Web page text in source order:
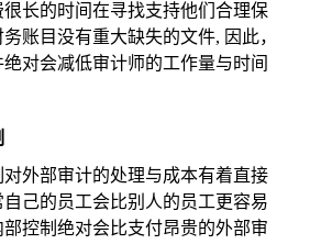
长的时间在寻找支持他们合理保
账目没有重大缺失的文件, 因此，
对会减低审计师的工作量与时间
外部审计的处理与成本有着直接
己的员工会比别人的员工更容易
控制绝对会比支付昂贵的外部审